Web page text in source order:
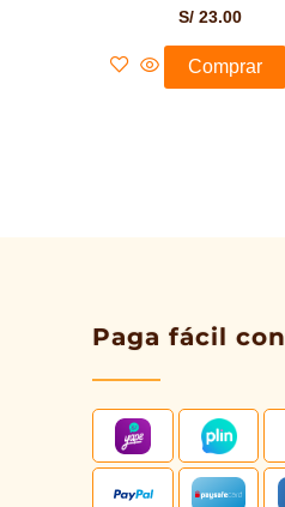
S/ 23.00
Comprar
Paga fácil con